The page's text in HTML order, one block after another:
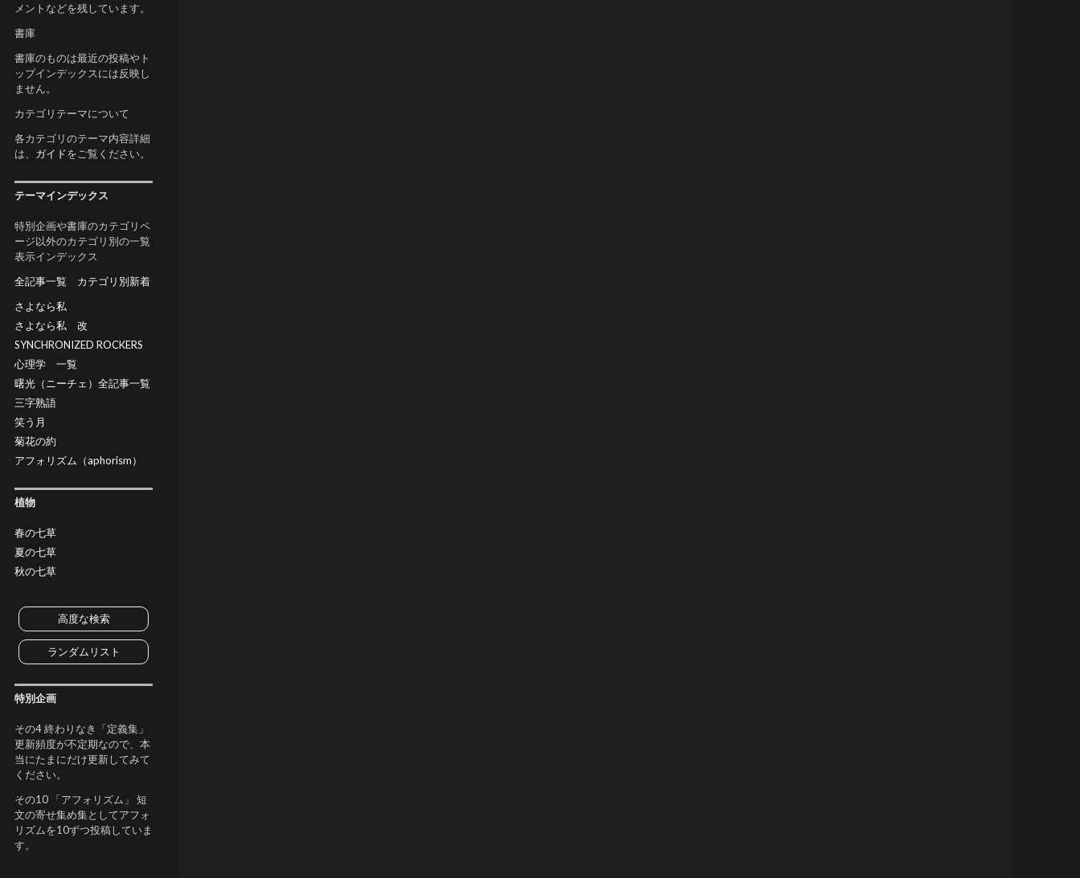
メントなどを残しています。
書庫
書庫のものは最近の投稿やト
ップインデックスには反映し
ません。
カテゴリテーマについて
各カテゴリのテーマ内容詳細
は、 ガイドをご覧ください。
テーマインデックス
特別企画や書庫のカテゴリペ
ージ以外のカテゴリ別の一覧
表示インデックス
全記事一覧
カテゴリ別新着
さよなら私
さよなら私 改
SYNCHRONIZED ROCKERS
心理学 一覧
曙光（ニーチェ）全記事一覧
三字熟語
笑う月
菊花の約
アフォリズム（aphorism）
植物
春の七草
夏の七草
秋の七草
高度な検索
ランダムリスト
特別企画
その4 終わりなき「定義集」
更新頻度が不定期なので、本
当にたまにだけ更新してみて
ください。
その10 「アフォリズム」 短
文の寄せ集め集としてアフォ
リズムを10ずつ投稿していま
す。